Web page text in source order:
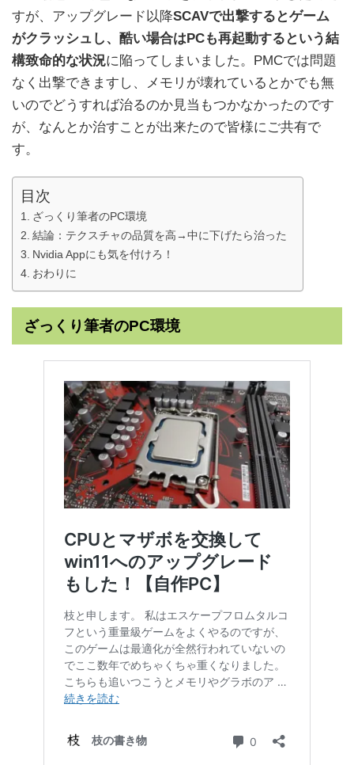
すが、アップグレード以降SCAVで出撃するとゲーム
がクラッシュし、酷い場合はPCも再起動するという結
構致命的な状況に陥ってしまいました。PMCでは問題
なく出撃できますし、メモリが壊れているとかでも無
いのでどうすれば治るのか見当もつかなかったのです
が、なんとか治すことが出来たので皆様にご共有で
す。
目次
ざっくり筆者のPC環境
結論：テクスチャの品質を高→中に下げたら治った
Nvidia Appにも気を付けろ！
おわりに
ざっくり筆者のPC環境